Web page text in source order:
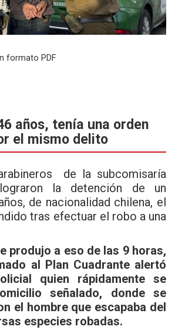
formato PDF
años, tenía una orden
el mismo delito
de la subcomisaría
la detención de un
de nacionalidad chilena, el
tras efectuar el robo a una
produjo a eso de las 9 horas,
al Plan Cuadrante alertó
quien rápidamente se
señalado, donde se
el hombre que escapaba del
especies robadas.